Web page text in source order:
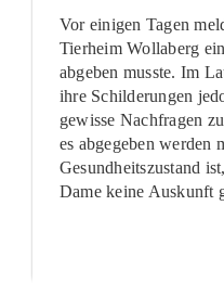
Vor einigen Tagen
Tierheim Wollaberg
abgeben musste. Im
ihre Schilderungen
gewisse Nachfragen
es abgegeben werden
Gesundheitszustand
Dame keine Auskunft